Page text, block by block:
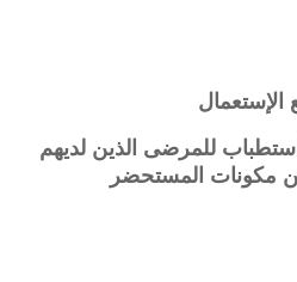
الإستعمال
للمرضى الذين لديهم
مكونات المستحضر